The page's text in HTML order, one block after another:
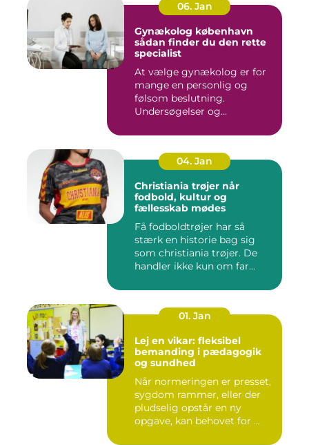
06. Jan
Gynækolog københavn
sådan finder du den rette
specialist
At vælge gynækolog er for
mange en personlig og
følsom beslutning.
Undersøgelser og
04. Jan
Christiania trøjer når
fodbold, kultur og
fællesskab mødes
Få fodboldtrøjer har så
stærk en historie bag sig
som christiania trøjer. De
handler ikke kun om far...
01. Jan
Lej en vikar: fleksibel
bemanding i pædagogik
og sundhed
Når normeringen er presset,
sygdom rammer, eller der
pludselig opstår en ny
opgave, kan behovet for ...